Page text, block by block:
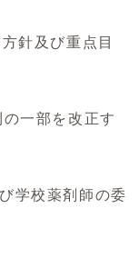
針及び重点目
一部を改正す
学校薬剤師の委